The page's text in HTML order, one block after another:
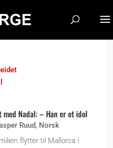
med Nadal: – Han er et idol
Ruud, Norsk
flytter til Mallorca i